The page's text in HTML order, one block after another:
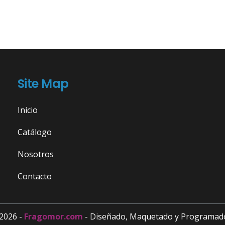
Site Map
Inicio
Catálogo
Nosotros
Contacto
- Fragomor.com - Diseñado, Maquetado y